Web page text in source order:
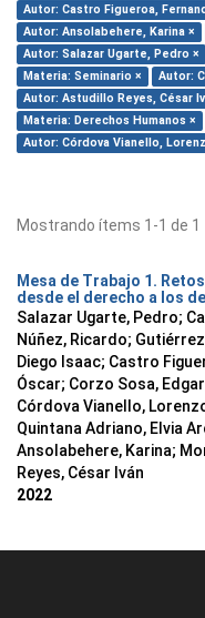
Autor: Castro Figueroa,
Autor: Ansolabehere, Karina ×
Autor: Salazar Ugarte, Pedro ×
Materia: Seminario ×
Autor:
Autor: Astudillo Reyes, César
Materia: Derechos Humanos ×
Autor: Córdova Vianello,
Mostrando ítems 1-1 de 1
Mesa de Trabajo 1.
desde el derecho a los
Salazar Ugarte, Pedro;
Núñez, Ricardo;
Diego Isaac; Castro
Óscar; Corzo Sosa, Edgar
Córdova Vianello,
Quintana Adriano, Elvia
Ansolabehere, Karina;
Reyes, César Iván
2022